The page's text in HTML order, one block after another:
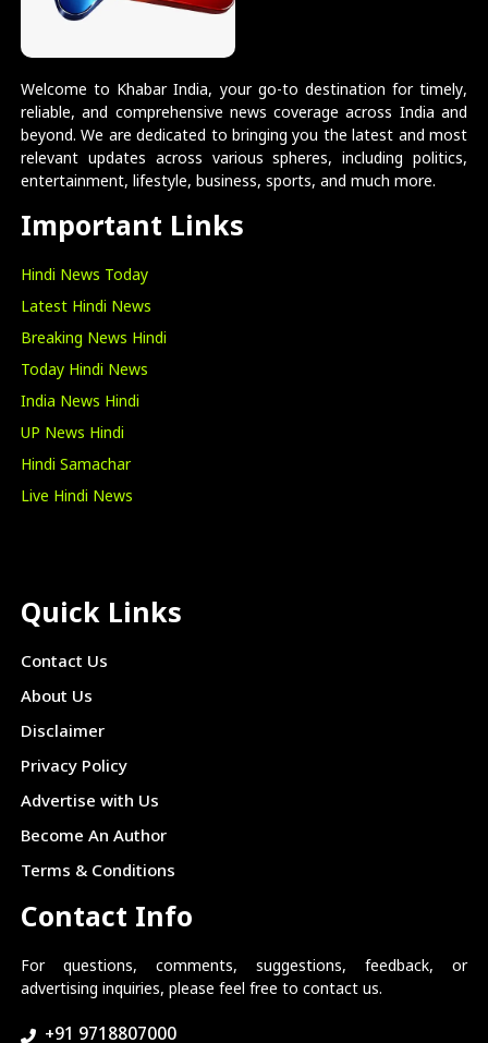
Welcome to Khabar India, your go-to destination for timely,
reliable, and comprehensive news coverage across India and
beyond. We are dedicated to bringing you the latest and most
relevant updates across various spheres, including politics,
entertainment, lifestyle, business, sports, and much more.
Important Links
Hindi News Today
Latest Hindi News
Breaking News Hindi
Today Hindi News
India News Hindi
UP News Hindi
Hindi Samachar
Live Hindi News
Quick Links
Contact Us
About Us
Disclaimer
Privacy Policy
Advertise with Us
Become An Author
Terms & Conditions
Contact Info
For questions, comments, suggestions, feedback, or
advertising inquiries, please feel free to contact us.
+91 9718807000